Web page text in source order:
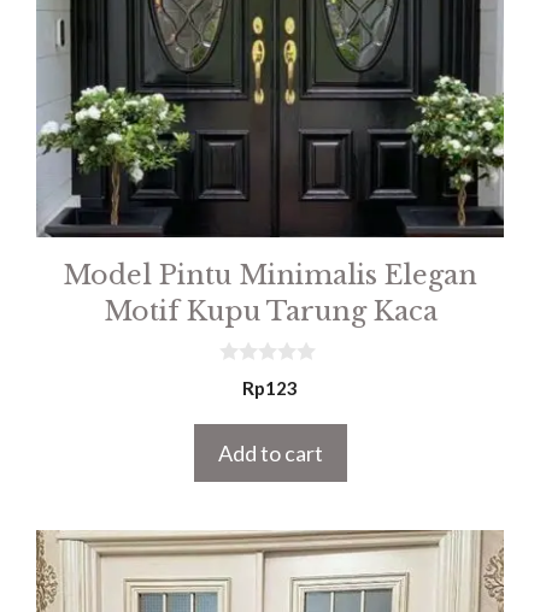
Model Pintu Minimalis Elegan
Motif Kupu Tarung Kaca
o
5
Rp123
Add to cart